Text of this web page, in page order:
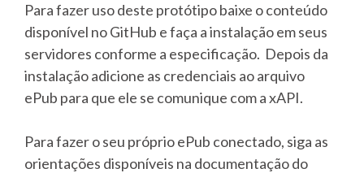
Para fazer uso deste protótipo baixe o conteúdo
disponível no GitHub e faça a instalação em seus
servidores conforme a especificação. Depois da
instalação adicione as credenciais ao arquivo
ePub para que ele se comunique com a xAPI.
Para fazer o seu próprio ePub conectado, siga as
orientações disponíveis na documentação do